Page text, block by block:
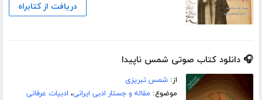
دریافت از کتابراه
🎧 دانلود کتاب صوتی شمس ناپیدا
از:شمس تبریزی
موضوع: مقاله و جستار ادبی ایرانی، ادبیات عرفانی